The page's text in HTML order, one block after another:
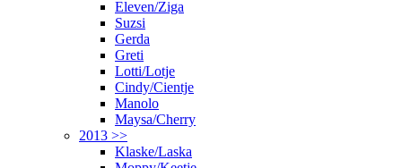
Eleven/Ziga
Suzsi
Gerda
Greti
Lotti/Lotje
Cindy/Cientje
Manolo
Maysa/Cherry
2013 >>
Klaske/Laska